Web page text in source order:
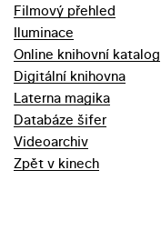
Filmový přehled
Iluminace
Online knihovní katalog
Digitální knihovna
Laterna magika
Databáze šifer
Videoarchiv
Zpět v kinech